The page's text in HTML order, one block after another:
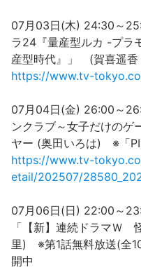
07月03日(木) 24:30～
ラ24『量産型ルカ -プラ
産型時代』」 (賀喜遥香
https://www.tv-
07月04日(金) 26:00～
ンクラブ～女子だけの
ヤー (奥田いろは) ※「
https://www.tv-
etail/202507/
07月06日(日) 22:00～
「【新】連続ドラマＷ
里) ※第1話無料放送(全
開中